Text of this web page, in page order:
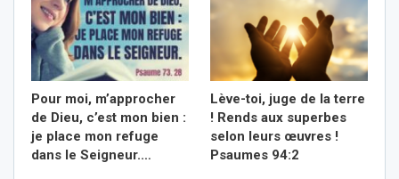
Pour moi, m’approcher
de Dieu, c’est mon bien :
je place mon refuge
dans le Seigneur.…
Lève-toi, juge de la terre
! Rends aux superbes
selon leurs œuvres !
Psaumes 94:2